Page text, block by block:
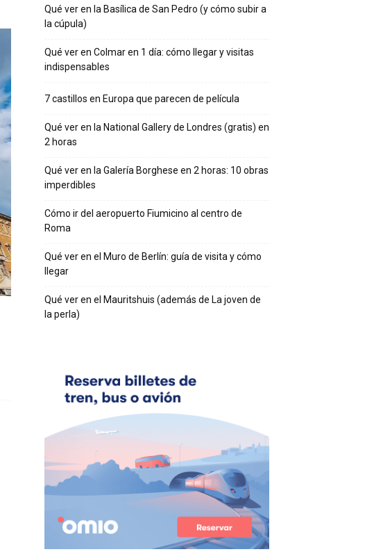
Qué ver en la Basílica de San Pedro (y cómo subir a
la cúpula)
Qué ver en Colmar en 1 día: cómo llegar y visitas
indispensables
7 castillos en Europa que parecen de película
Qué ver en la National Gallery de Londres (gratis) en
2 horas
Qué ver en la Galería Borghese en 2 horas: 10 obras
imperdibles
Cómo ir del aeropuerto Fiumicino al centro de
Roma
Qué ver en el Muro de Berlín: guía de visita y cómo
llegar
Qué ver en el Mauritshuis (además de La joven de
la perla)